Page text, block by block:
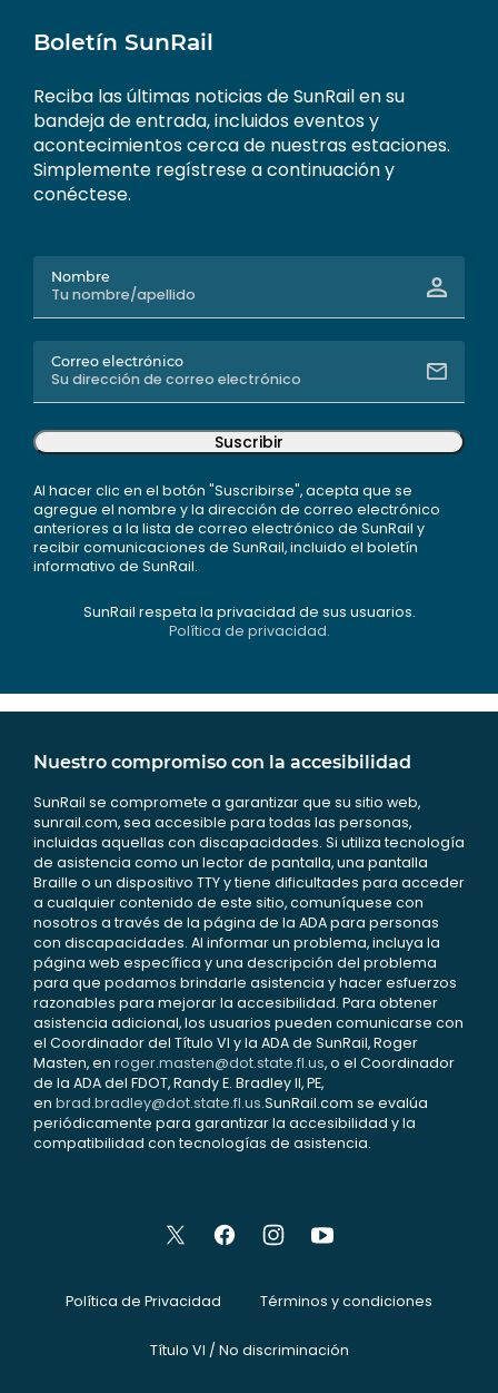
Boletín SunRail
Reciba las últimas noticias de SunRail en su
bandeja de entrada, incluidos eventos y
acontecimientos cerca de nuestras estaciones.
Simplemente regístrese a continuación y
conéctese.
Nombre
Correo electrónico
Suscribir
Al hacer clic en el botón "Suscribirse", acepta que se
agregue el nombre y la dirección de correo electrónico
anteriores a la lista de correo electrónico de SunRail y
recibir comunicaciones de SunRail, incluido el boletín
informativo de SunRail.
SunRail respeta la privacidad de sus usuarios.
Política de privacidad.
Nuestro compromiso con la accesibilidad
SunRail se compromete a garantizar que su sitio web,
sunrail.com, sea accesible para todas las personas,
incluidas aquellas con discapacidades. Si utiliza tecnología
de asistencia como un lector de pantalla, una pantalla
Braille o un dispositivo TTY y tiene dificultades para acceder
a cualquier contenido de este sitio, comuníquese con
nosotros a través de la página de la ADA para personas
con discapacidades. Al informar un problema, incluya la
página web específica y una descripción del problema
para que podamos brindarle asistencia y hacer esfuerzos
razonables para mejorar la accesibilidad. Para obtener
asistencia adicional, los usuarios pueden comunicarse con
el Coordinador del Título VI y la ADA de SunRail, Roger
Masten, en roger.masten@dot.state.fl.us, o el Coordinador
de la ADA del FDOT, Randy E. Bradley II, PE,
en brad.bradley@dot.state.fl.us.SunRail.com se evalúa
periódicamente para garantizar la accesibilidad y la
compatibilidad con tecnologías de asistencia.
Política de Privacidad Términos y condiciones
Título VI / No discriminación